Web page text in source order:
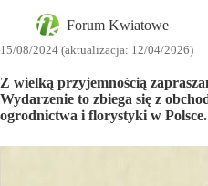
Forum Kwiatowe
15/08/2024 (aktualizacja: 12/04/2026)
Z wielką przyjemnością
Wydarzenie to zbiega się z
ogrodnictwa i florystyki w Polsce.